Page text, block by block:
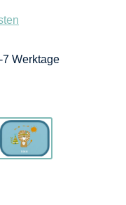
7 Werktage
Blau